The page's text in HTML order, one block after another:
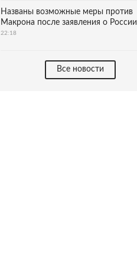
Названы возможные меры против
Макрона после заявления о России
22:18
Все новости